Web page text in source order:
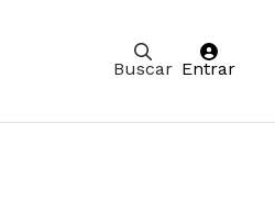
Buscar Entrar